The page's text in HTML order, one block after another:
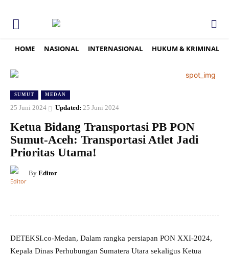
HOME NASIONAL INTERNASIONAL HUKUM & KRIMINAL
SUMUT MEDAN
25 Juni 2024 Updated: 25 Juni 2024
Ketua Bidang Transportasi PB PON
Sumut-Aceh: Transportasi Atlet Jadi
Prioritas Utama!
By Editor
DETEKSI.co-Medan, Dalam rangka persiapan PON XXI-2024,
Kepala Dinas Perhubungan Sumatera Utara sekaligus Ketua